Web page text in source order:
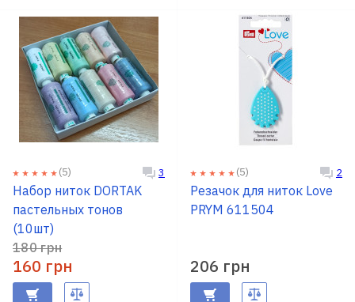
(5) 3
Набор ниток DORTAK
пастельных тонов
(10шт)
180 грн
160 грн
(5) 2
Резачок для ниток Love
PRYM 611504
206 грн